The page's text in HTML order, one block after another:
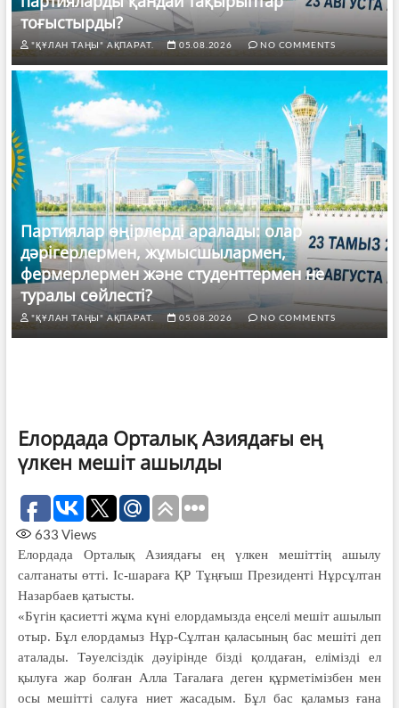
тоғыстырды?
"ҚҰЛАН ТАҢЫ" АҚПАРАТ. 05.08.2026 NO COMMENTS
Партиялар өңірлерді аралады: олар
дәрігерлермен, жұмысшылармен,
фермерлермен және студенттермен не
туралы сөйлесті?
"ҚҰЛАН ТАҢЫ" АҚПАРАТ. 05.08.2026 NO COMMENTS
Елордада Орталық Азиядағы ең
үлкен мешіт ашылды
633 Views
Елордада Орталық Азиядағы ең үлкен мешіттің ашылу
салтанаты өтті. Іс-шараға ҚР Тұңғыш Президенті Нұрсұлтан
Назарбаев қатысты.
«Бүгін қасиетті жұма күні елорда­мызда еңселі мешіт ашылып
отыр. Бұл елордамыз Нұр-Сұлтан қаласының бас мешіті деп
аталады. Тәуелсіздік дәуірінде бізді қолдаған, елімізді ел
қылуға жар болған Алла Тағалаға деген құрметімізбен мен
осы мешітті салуға ниет жасадым. Бұл бас қаламыз ғана